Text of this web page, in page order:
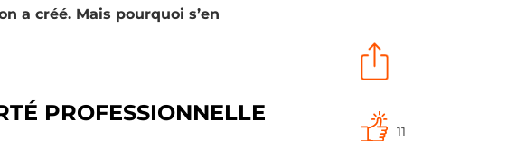
11
a créé. Mais pourquoi s’en
PROFESSIONNELLE